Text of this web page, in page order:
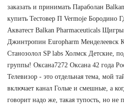
заказать и принимать Параболан
купить Тестовер П Vermoje Бородино
Акватест Balkan Pharmaceuticals
Джинтропин Europharm Менделеевск
Станозолол SP labs Холмск Детские,
группы! Оксана7272 Оксана 42 года
Телевизор - это отдельная тема, мой
включает канал Голые и смешные, а
говорит надо же, такая тупость, но не